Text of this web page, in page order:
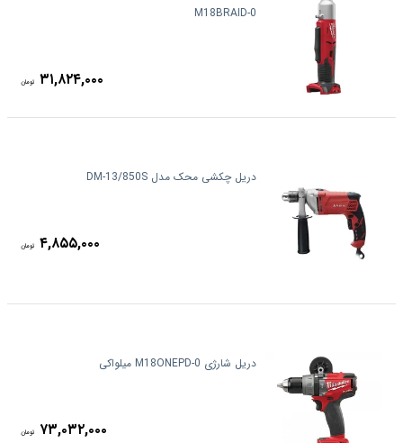
M18BRAID-0
۳۱,۸۲۴,۰۰۰ تومان
دریل چکشی محک مدل DM-13/850S
۴,۸۵۵,۰۰۰ تومان
دریل شارژی M18ONEPD-0 میلواکی
۷۳,۰۳۲,۰۰۰ تومان